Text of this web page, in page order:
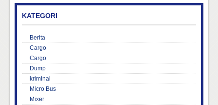
KATEGORI
Berita
Cargo
Cargo
Dump
kriminal
Micro Bus
Mixer